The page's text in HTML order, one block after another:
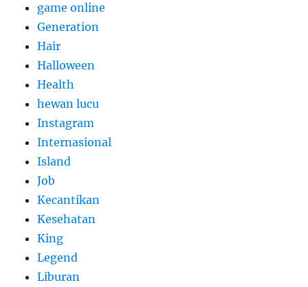
game online
Generation
Hair
Halloween
Health
hewan lucu
Instagram
Internasional
Island
Job
Kecantikan
Kesehatan
King
Legend
Liburan